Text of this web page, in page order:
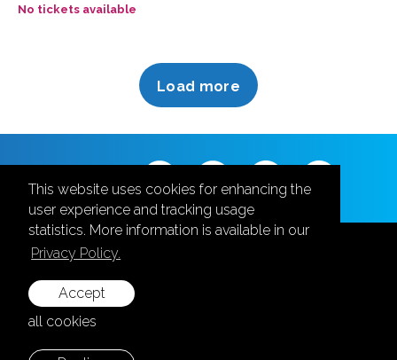
This website uses cookies for enhancing the
user experience and tracking usage
statistics. More information is available in our
Privacy Policy.
Accept
all cookies
Rīgas Lutera baznīca
Rīgas Lutera baznīca Torņakalnā
Rīgas Vecā Svētās Ģertrūdes evaņģēliski
luteriskā baznīca
Rīgavas Mūzikas un mākslas dārzs
Rīgavas Mūzikas un mākslas dārzs
Rimi Olimpiskais centrs
No tickets available
Load more
Follow us
+371 28787870